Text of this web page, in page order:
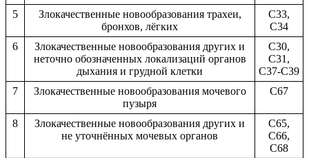
5
Злокачественные новообразования трахеи,
бронхов, лёгких
C33,
C34
6
Злокачественные новообразования других и
неточно обозначенных локализаций органов
дыхания и грудной клетки
C30,
C31,
C37-C39
7
Злокачественные новообразования мочевого
пузыря
C67
8
Злокачественные новообразования других и
не уточнённых мочевых органов
C65,
C66,
C68